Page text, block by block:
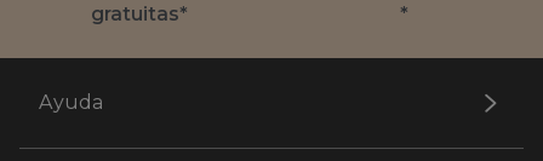
gratuitas*
*
Ayuda